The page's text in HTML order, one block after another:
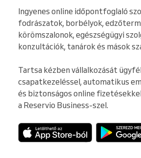
Ingyenes online időpontfoglaló
fodrászatok, borbélyok,
körömszalonok, egészségügyi
konzultációk, tanárok és mások
Tartsa kézben vállalkozását
csapatkezeléssel, automatikus
és biztonságos online
a Reservio Business-szel.